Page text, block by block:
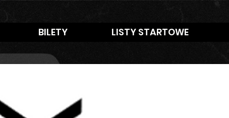
BILETY LISTY STARTOWE